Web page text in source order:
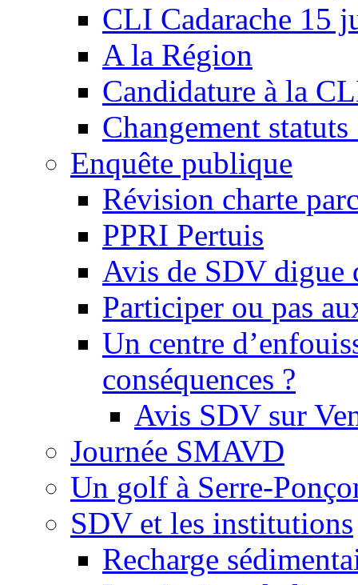
CLI Cadarache 15
A la Région
Candidature à la
Changement
Enquête publique
Révision charte
PPRI Pertuis
Avis de SDV digue
Participer ou pas
Un centre
conséquences ?
Avis SDV sur
Journée SMAVD
Un golf à Serre-
SDV et les institutions
Recharge